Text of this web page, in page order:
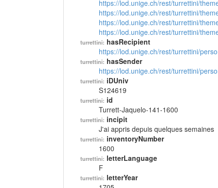
https://lod.unige.ch/rest/turrettini/
https://lod.unige.ch/rest/turrettini/
https://lod.unige.ch/rest/turrettini/
https://lod.unige.ch/rest/turrettini/
turrettini: hasRecipient
https://lod.unige.ch/rest/turrettini/
turrettini: hasSender
https://lod.unige.ch/rest/turrettini/
turrettini: iDUniv
S124619
turrettini: id
Turrett-Jaquelo-141-1600
turrettini: incipit
J'ai appris depuis quelques semaines
turrettini: inventoryNumber
1600
turrettini: letterLanguage
F
turrettini: letterYear